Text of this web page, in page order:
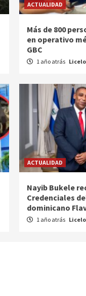
ACTUALIDAD
Más de 800
en operativo
GBC
1 año atrás
ACTUALIDAD
Nayib Bukele
Credenciales
dominicano
1 año atrás